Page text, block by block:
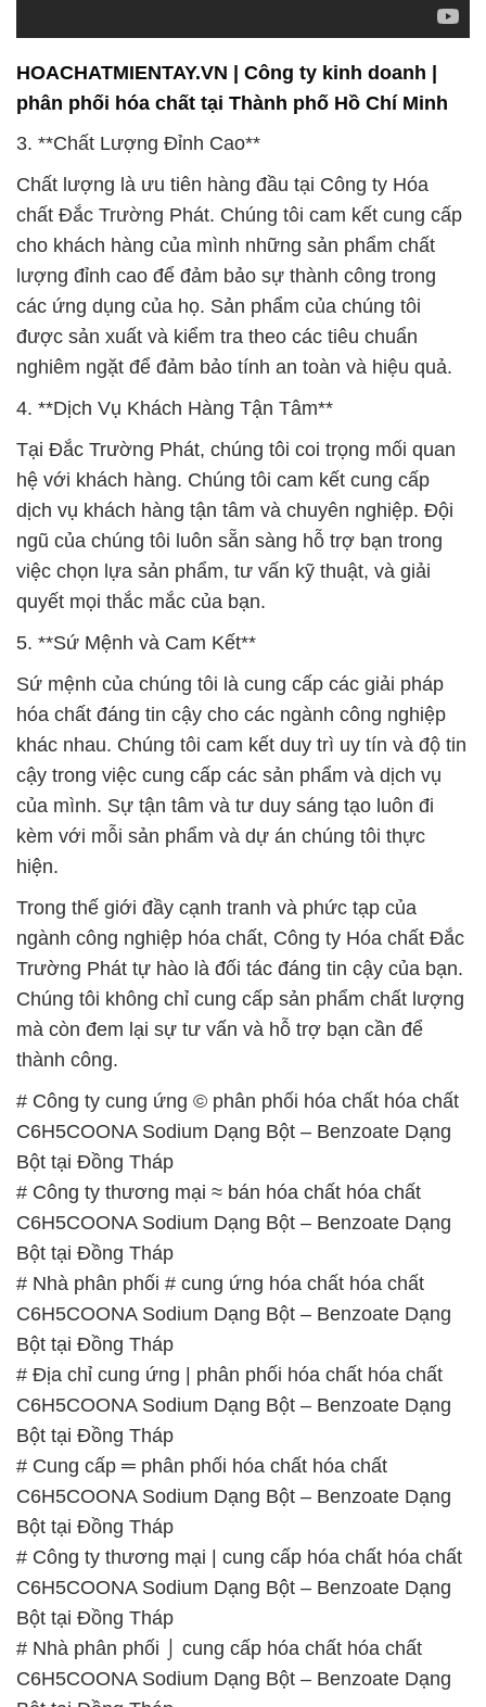
HOACHATMIENTAY.VN | Công ty kinh doanh |
phân phối hóa chất tại Thành phố Hồ Chí Minh
3. **Chất Lượng Đỉnh Cao**
Chất lượng là ưu tiên hàng đầu tại Công ty Hóa
chất Đắc Trường Phát. Chúng tôi cam kết cung cấp
cho khách hàng của mình những sản phẩm chất
lượng đỉnh cao để đảm bảo sự thành công trong
các ứng dụng của họ. Sản phẩm của chúng tôi
được sản xuất và kiểm tra theo các tiêu chuẩn
nghiêm ngặt để đảm bảo tính an toàn và hiệu quả.
4. **Dịch Vụ Khách Hàng Tận Tâm**
Tại Đắc Trường Phát, chúng tôi coi trọng mối quan
hệ với khách hàng. Chúng tôi cam kết cung cấp
dịch vụ khách hàng tận tâm và chuyên nghiệp. Đội
ngũ của chúng tôi luôn sẵn sàng hỗ trợ bạn trong
việc chọn lựa sản phẩm, tư vấn kỹ thuật, và giải
quyết mọi thắc mắc của bạn.
5. **Sứ Mệnh và Cam Kết**
Sứ mệnh của chúng tôi là cung cấp các giải pháp
hóa chất đáng tin cậy cho các ngành công nghiệp
khác nhau. Chúng tôi cam kết duy trì uy tín và độ tin
cậy trong việc cung cấp các sản phẩm và dịch vụ
của mình. Sự tận tâm và tư duy sáng tạo luôn đi
kèm với mỗi sản phẩm và dự án chúng tôi thực
hiện.
Trong thế giới đầy cạnh tranh và phức tạp của
ngành công nghiệp hóa chất, Công ty Hóa chất Đắc
Trường Phát tự hào là đối tác đáng tin cậy của bạn.
Chúng tôi không chỉ cung cấp sản phẩm chất lượng
mà còn đem lại sự tư vấn và hỗ trợ bạn cần để
thành công.
# Công ty cung ứng © phân phối hóa chất hóa chất
C6H5COONA Sodium Dạng Bột – Benzoate Dạng
Bột tại Đồng Tháp
# Công ty thương mại ≈ bán hóa chất hóa chất
C6H5COONA Sodium Dạng Bột – Benzoate Dạng
Bột tại Đồng Tháp
# Nhà phân phối # cung ứng hóa chất hóa chất
C6H5COONA Sodium Dạng Bột – Benzoate Dạng
Bột tại Đồng Tháp
# Địa chỉ cung ứng | phân phối hóa chất hóa chất
C6H5COONA Sodium Dạng Bột – Benzoate Dạng
Bột tại Đồng Tháp
# Cung cấp ═ phân phối hóa chất hóa chất
C6H5COONA Sodium Dạng Bột – Benzoate Dạng
Bột tại Đồng Tháp
# Công ty thương mại | cung cấp hóa chất hóa chất
C6H5COONA Sodium Dạng Bột – Benzoate Dạng
Bột tại Đồng Tháp
# Nhà phân phối ⌡ cung cấp hóa chất hóa chất
C6H5COONA Sodium Dạng Bột – Benzoate Dạng